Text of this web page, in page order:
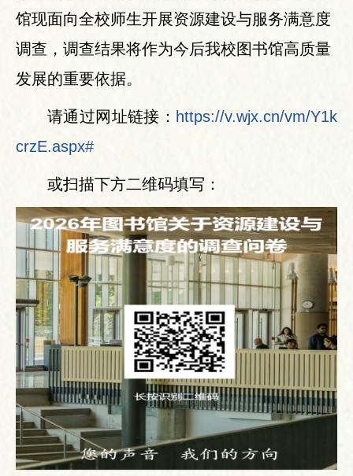
馆现面向全校师生开展资源建设与服务满意度
调查，调查结果将作为今后我校图书馆高质量
发展的重要依据。
请通过网址链接： https://v.wjx.cn/vm/Y1k
crzE.aspx#
或扫描下方二维码填写：